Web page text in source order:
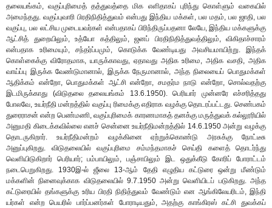
தலையங்கம், வகுப்புரிமைத் தத்துவத்தை மிக எளிதாகப் புரிந்து கொள்ளும் வகையில்
அமைந்தது. வகுப்புவாரி பிரதிநிதித்துவம் என்பது இந்திய மக்கள், பல மதம், பல ஜாதி, பல
வகுப்பு, பல லட்சிய முடையவர்கள் என்பதாகப் பிரிந்திருப்பதனா லேயே, இந்திய மக்களுக்கு
ஆட்சித் துறையிலும், உத்யோ கத்திலும், ஜனப் பிரதிநிதித்துவத்திலும், விகிதாச்சாரம்
என்பதாக உரிமையும், சந்தர்ப்பமும், கொடுக்க வேண்டியது அவசியமாயிற்று. இந்தக்
கொள்கைக்கு விரோதமாக, யாருக்காவது, ஏதாவது அதிக உரிமை, அதிக வசதி, அதிக
வாய்ப்பு இருக்க வேண்டுமானால், இருக்க நேருமானால், அந்த நிலையைப் பொதுமக்கள்
ஆதிக்கம் என்றோ, பொதுமக்கள் ஆட்சி என்றோ, சமதர்ம நாடு என்றோ, சொல்வதற்கு
இடமிருக்காது (விடுதலை தலையங்கம் 13.6.1950). பெரியார் முன்னரே எச்சரித்தது
போலவே, உயர்நீதி மன்றத்தில் வகுப்பு ரிமைக்கு எதிராக வழக்கு தொடரப்பட்டது. செண்பகம்
துரைராசன் என்ற பெண்மணி, வகுப்புரிமைக் காரணமாகத் தனக்கு மருத்துவக் கல்லூரியில்
அனுமதி கிடைக்கவில்லை எனச் சென்னை உயர்நீதிமன்றத்தில் 14.6.1950 அன்று வழக்கு
தொடருகிறார். உயர்நீதிமன்றம் வழக்கினை ஏற்றுக்கொண்டு அரசுக்கு நோட்டீசு
அனுப்புகிறது. விடுதலையில் வகுப்புரிமை சம்மந்தமாகச் செய்தி களைத் தொடர்ந்து
வெளியிடுகிறார் பெரியார்; பம்பாயிலும், பஞ்சாபிலும் இட ஒதுக்கீடு கோரிப் போராட்டம்
நடைபெறுகிறது. 1930இ-ல் ஜீலை 13-ஆம் தேதி எழுதிய கட்டுரை ஒன்று மீண்டும்
மக்களின் நினைவுக்காக விடுதலையில் 9.7.1950 அன்று வெளியிடப் படுகிறது. அந்த
கட்டுரையில் தங்களுக்கு உரிய பிரதி நிதித்துவம் வேண்டும் என ஆங்கிலேயரிடம், இந்தி
யர்கள் என்ற பெயரில் பார்ப்பனர்கள் போராடியதும், அதற்கு காங்கிரஸ் கட்சி துவக்கப்